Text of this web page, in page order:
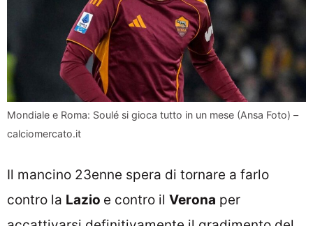
Mondiale e Roma: Soulé si gioca tutto in un mese (Ansa Foto) –
calciomercato.it
Il mancino 23enne spera di tornare a farlo
contro la Lazio e contro il Verona per